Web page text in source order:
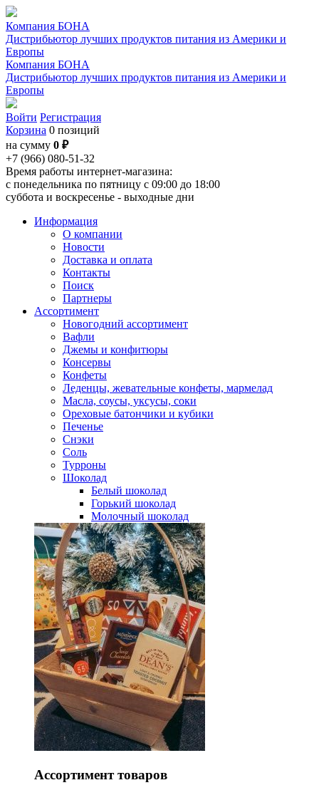
Компания БОНА
Дистрибьютор лучших продуктов питания из Америки и
Европы
Компания БОНА
Дистрибьютор лучших продуктов питания из Америки и
Европы
Войти Регистрация
Корзина 0 позиций
на сумму 0 ₽
+7 (966) 080-51-32
Время работы интернет-магазина:
с понедельника по пятницу с 09:00 до 18:00
суббота и воскресенье - выходные дни
Информация
О компании
Новости
Доставка и оплата
Контакты
Поиск
Партнеры
Ассортимент
Новогодний ассортимент
Вафли
Джемы и конфитюры
Консервы
Конфеты
Леденцы, жевательные конфеты, мармелад
Масла, соусы, уксусы, соки
Ореховые батончики и кубики
Печенье
Снэки
Соль
Турроны
Шоколад
Белый шоколад
Горький шоколад
Молочный шоколад
Ассортимент товаров